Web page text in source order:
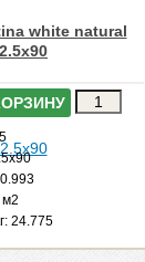
white natural
м2
24.775